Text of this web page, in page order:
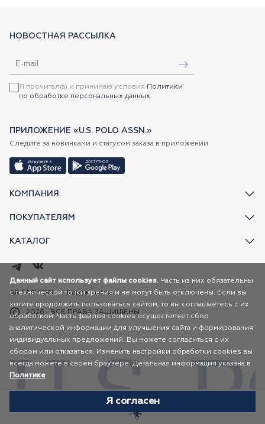
КОМПАНИЯ
ПОКУПАТЕЛЯМ
КАТАЛОГ
НОВОСТНАЯ РАССЫЛКА
Я прочитал(а) и принимаю условия Политики
по обработке персональных данных
ПРИЛОЖЕНИЕ «U.S. POLO ASSN.»
Следите за новинками и статусом заказа в приложении
2026 ВСЕ ПРАВА ЗАЩИЩЕНЫ
AR FASHION Карта сайта
Данный сайт использует файлы cookies. Часть из них обязательны
с технической точки зрения и не могут быть отключены. Если вы
хотите продолжить пользоваться сайтом, то вы соглашаетесь с их
обработкой. Часть файлов cookies осуществляет сбор
аналитической информации для улучшения сайта и формирования
индивидуальных предложений. Вы можете согласиться с их
сбором или отказаться. Изменить настройки обработки cookies вы
всегда можете в своем браузере. Детальная информация указана в
Политике
Я согласен